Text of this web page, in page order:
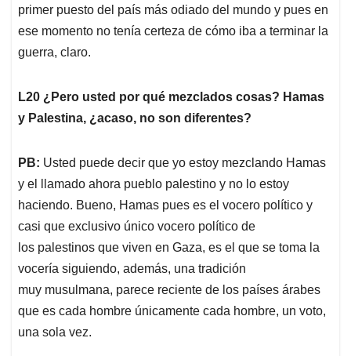
primer puesto del país más odiado del mundo y pues en
ese momento no tenía certeza de cómo iba a terminar la
guerra, claro.
L20 ¿Pero usted por qué mezclados cosas? Hamas
y Palestina, ¿acaso, no son diferentes?
PB: Usted puede decir que yo estoy mezclando Hamas
y el llamado ahora pueblo palestino y no lo estoy
haciendo. Bueno, Hamas pues es el vocero político y
casi que exclusivo único vocero político de
los palestinos que viven en Gaza, es el que se toma la
vocería siguiendo, además, una tradición
muy musulmana, parece reciente de los países árabes
que es cada hombre únicamente cada hombre, un voto,
una sola vez.